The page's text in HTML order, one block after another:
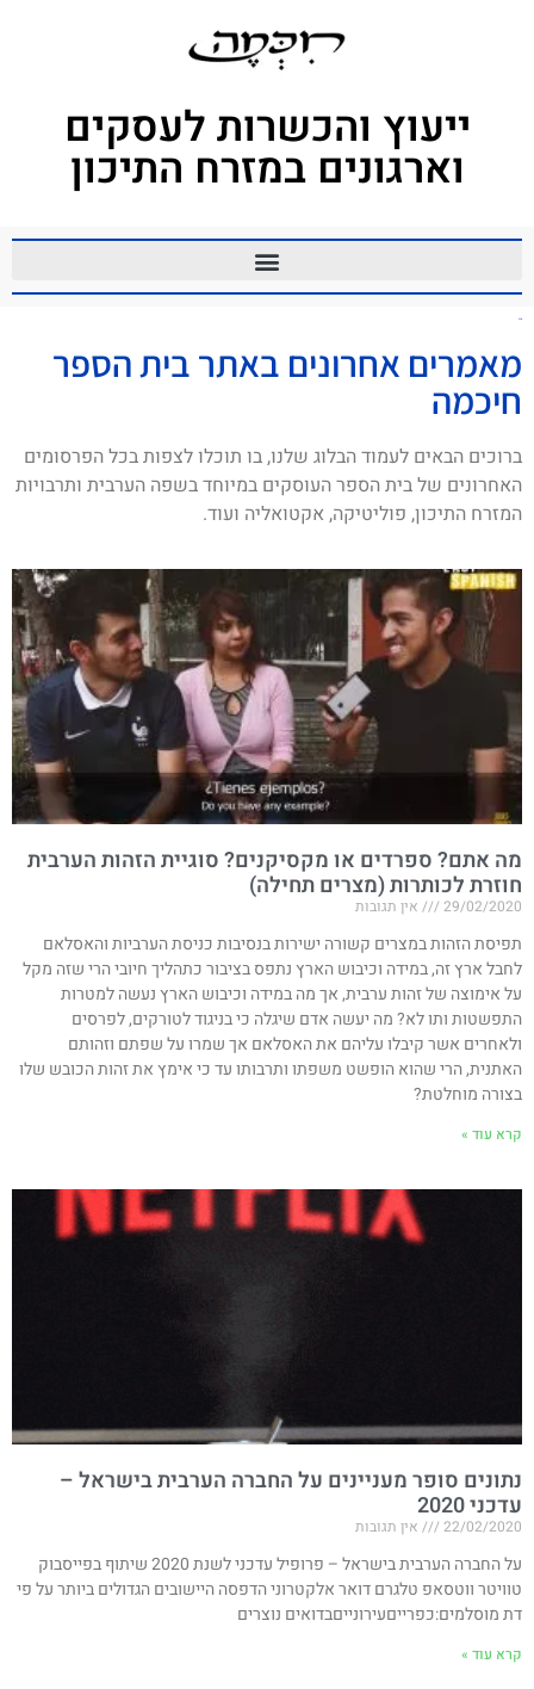
ייעוץ והכשרות לעסקים
וארגונים במזרח התיכון
עזה
מאמרים אחרונים באתר בית הספר
חיכמה
ברוכים הבאים לעמוד הבלוג שלנו, בו תוכלו לצפות בכל הפרסומים
האחרונים של בית הספר העוסקים במיוחד בשפה הערבית ותרבויות
המזרח התיכון, פוליטיקה, אקטואליה ועוד.
מה אתם? ספרדים או מקסיקנים? סוגיית הזהות הערבית
חוזרת לכותרות (מצרים תחילה)​
29/02/2020 אין תגובות
תפיסת הזהות במצרים קשורה ישירות בנסיבות כניסת הערביות והאסלאם
לחבל ארץ זה, במידה וכיבוש הארץ נתפס בציבור כתהליך חיובי הרי שזה מקל
על אימוצה של זהות ערבית, אך מה במידה וכיבוש הארץ נעשה למטרות
התפשטות ותו לא? מה יעשה אדם שיגלה כי בניגוד לטורקים, לפרסים
ולאחרים אשר קיבלו עליהם את האסלאם אך שמרו על שפתם וזהותם
האתנית, הרי שהוא הופשט משפתו ותרבותו עד כי אימץ את זהות הכובש שלו
בצורה מוחלטת?
קרא עוד »
נתונים סופר מעניינים על החברה הערבית בישראל –
עדכני 2020
22/02/2020 אין תגובות
על החברה הערבית בישראל – פרופיל עדכני לשנת 2020 שיתוף בפייסבוק
טוויטר ווטסאפ טלגרם דואר אלקטרוני הדפסה היישובים הגדולים ביותר על פי
דת מוסלמים:כפרייםעירונייםבדואים נוצרים
קרא עוד »